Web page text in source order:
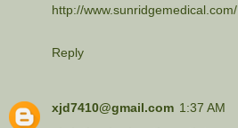
http://www.sunridgemedical.com/
Reply
xjd7410@gmail.com 1:37 AM